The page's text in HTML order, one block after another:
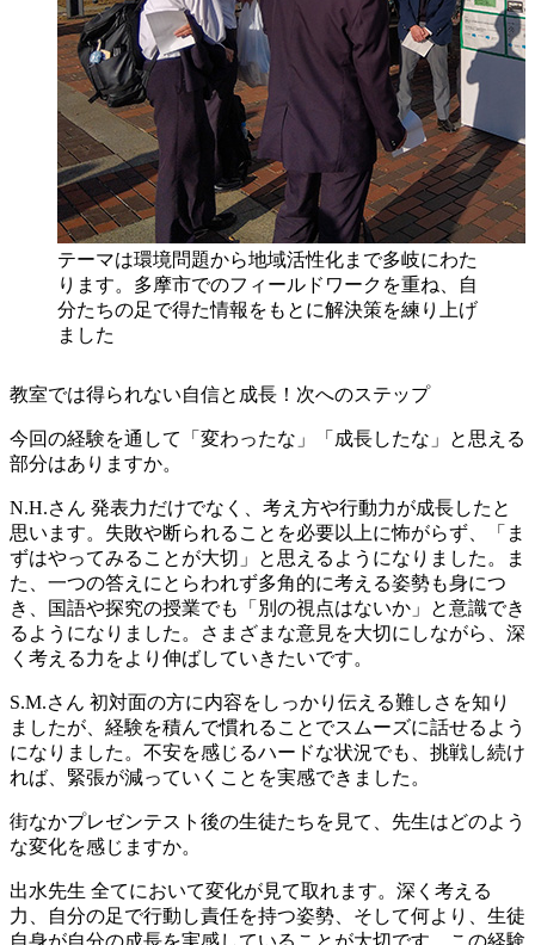
テーマは環境問題から地域活性化まで多岐にわた
ります。多摩市でのフィールドワークを重ね、自
分たちの足で得た情報をもとに解決策を練り上げ
ました
教室では得られない自信と成長！次へのステップ
今回の経験を通して「変わったな」「成長したな」と思える
部分はありますか。
N.H.さん 発表力だけでなく、考え方や行動力が成長したと
思います。失敗や断られることを必要以上に怖がらず、「ま
ずはやってみることが大切」と思えるようになりました。ま
た、一つの答えにとらわれず多角的に考える姿勢も身につ
き、国語や探究の授業でも「別の視点はないか」と意識でき
るようになりました。さまざまな意見を大切にしながら、深
く考える力をより伸ばしていきたいです。
S.M.さん 初対面の方に内容をしっかり伝える難しさを知り
ましたが、経験を積んで慣れることでスムーズに話せるよう
になりました。不安を感じるハードな状況でも、挑戦し続け
れば、緊張が減っていくことを実感できました。
街なかプレゼンテスト後の生徒たちを見て、先生はどのよう
な変化を感じますか。
出水先生 全てにおいて変化が見て取れます。深く考える
力、自分の足で行動し責任を持つ姿勢、そして何より、生徒